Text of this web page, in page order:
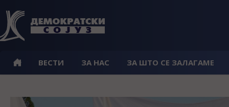
ВЕСТИ ЗА НАС ЗА ШТО СЕ ЗАЛАГАМЕ